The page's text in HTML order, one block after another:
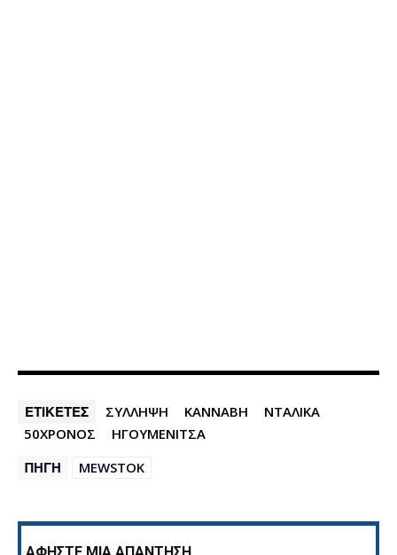
ΕΤΙΚΕΤΕΣ ΣΥΛΛΗΨΗ ΚΑΝΝΑΒΗ
ΝΤΑΛΙΚΑ
50ΧΡΟΝΟΣ
ΗΓΟΥΜΕΝΙΤΣΑ
ΠΗΓΗ MEWSTOK